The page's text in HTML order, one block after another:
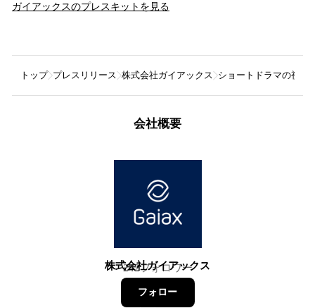
ガイアックスのプレスキットを見る
トップ プレスリリース 株式会社ガイアックス ショートドラマの視聴
会社概要
株式会社ガイアックス
242フォロワー
フォロー